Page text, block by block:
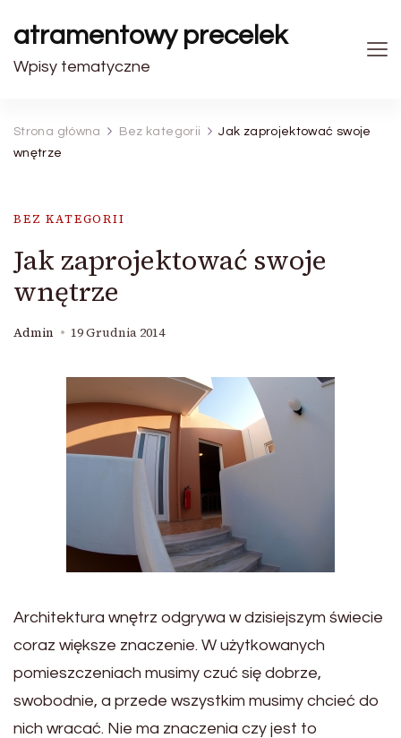
atramentowy precelek
Wpisy tematyczne
Strona główna Bez kategorii
Jak zaprojektować swoje
wnętrze
BEZ KATEGORII
Jak zaprojektować swoje
wnętrze
Admin 19 Grudnia 2014
Architektura wnętrz odgrywa w dzisiejszym świecie
coraz większe znaczenie. W użytkowanych
pomieszczeniach musimy czuć się dobrze,
swobodnie, a przede wszystkim musimy chcieć do
nich wracać. Nie ma znaczenia czy jest to